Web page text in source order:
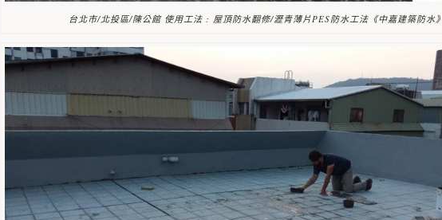
台北市/北投區/陳公館 使用工法 : 屋頂防水翻修/瀝青薄片PES防水工法《中嘉建築防水》